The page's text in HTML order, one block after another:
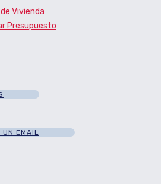
Vivienda
Presupuesto
UN EMAIL